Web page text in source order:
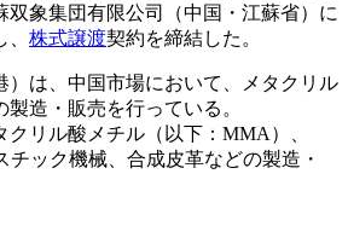
双象集団有限公司（中国・江蘇省）に
株式譲渡契約を締結した。
）は、中国市場において、メタクリル
造・販売を行っている。
リル酸メチル（以下：MMA）、
ック機械、合成皮革などの製造・